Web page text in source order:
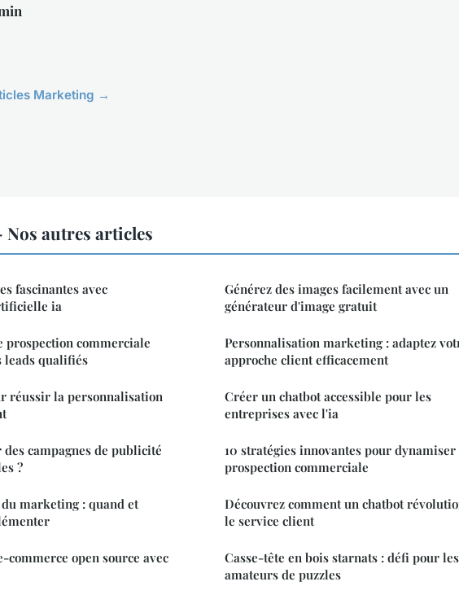
Marketing →
autres articles
fascinantes avec
ia
commerciale
qualifiés
réussir la personnalisation
campagnes de publicité
?
marketing : quand et
commerce open source avec
Générez des images facilement avec un
générateur d'image gratuit
Personnalisation marketing : adaptez
approche client efficacement
Créer un chatbot accessible pour les
entreprises avec l'ia
10 stratégies innovantes pour dynamiser
prospection commerciale
Découvrez comment un chatbot
le service client
Casse-tête en bois starnats : défi pour les
amateurs de puzzles